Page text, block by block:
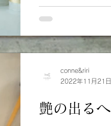
ケア商品などをお
艶の出る
conne&riri
2022年11月21日